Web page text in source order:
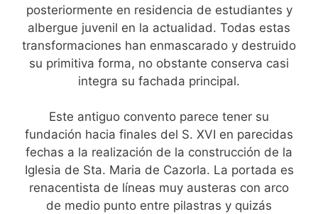
posteriormente en residencia de estudiantes y
albergue juvenil en la actualidad. Todas estas
transformaciones han enmascarado y destruido
su primitiva forma, no obstante conserva casi
integra su fachada principal.
Este antiguo convento parece tener su
fundación hacia finales del S. XVI en parecidas
fechas a la realización de la construcción de la
Iglesia de Sta. Maria de Cazorla. La portada es
renacentista de líneas muy austeras con arco
de medio punto entre pilastras y quizás